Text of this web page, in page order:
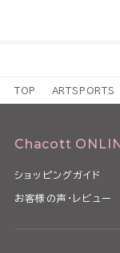
TOP ARTSPORTS
Chacott
ショッピングガイド
お客様の声・レビュー